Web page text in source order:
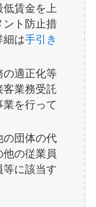
賃金を上
ント防止措
細は手引き
の適正化等
客業務受託
を行って
の団体の代
の従業員
等に該当す